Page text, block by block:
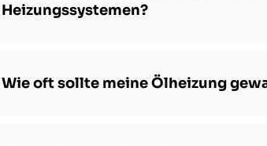
Heizungssystemen?
Wie oft sollte meine Ölheizung